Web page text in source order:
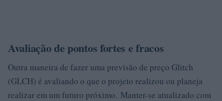
Avaliação de pontos fortes e fracos
Outra maneira de fazer uma previsão de preço Glitch
(GLCH) é avaliando o que o projeto realizou ou planeja
realizar em um futuro próximo. Manter-se atualizado com